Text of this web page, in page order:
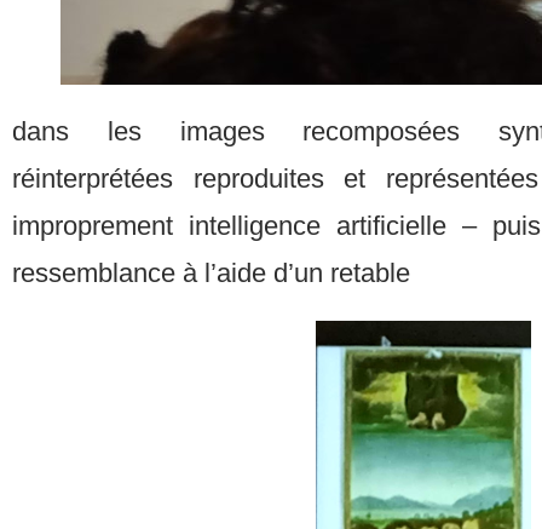
dans les images recomposées
réinterprétées reproduites et
improprement intelligence artificielle –
ressemblance à l’aide d’un retable